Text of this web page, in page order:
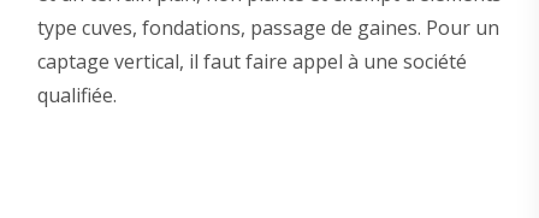
type cuves, fondations, passage de gaines. Pour un
captage vertical, il faut faire appel à une société
qualifiée.